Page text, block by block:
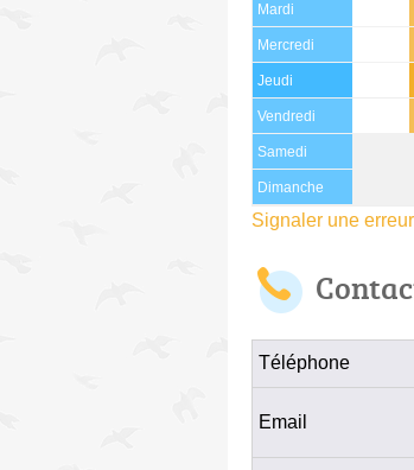
Mardi
Mercredi
Jeudi
Vendredi
Samedi
Dimanche
Signaler une erreur
Téléphone
Email